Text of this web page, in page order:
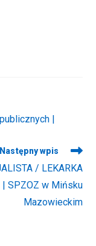
|
Następny wpis
/ LEKARKA
| SPZOZ w Mińsku
Mazowieckim